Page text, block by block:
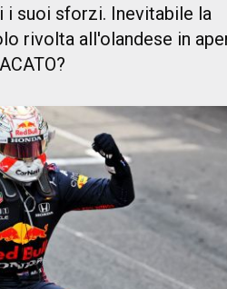
suoi sforzi. Inevitabile la
rivolta all'olandese in